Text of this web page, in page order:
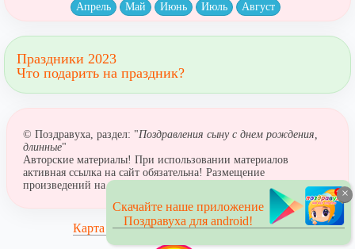
Апрель
Май Июнь Июль Август
Праздники 2023
Что подарить на праздник?
© Поздравуха, раздел: "Поздравления сыну с днем рождения,
длинные"
Авторские материалы! При использовании материалов
активная ссылка на сайт обязательна! Размещение
произведений на сайтах поздравлений не допускается.
Карта сайта
×
Скачайте наше приложение
Поздравуха для android!